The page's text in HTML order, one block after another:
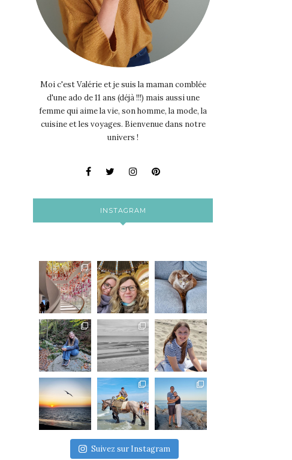
Moi c'est Valérie et je suis la maman comblée
d'une ado de 11 ans (déjà !!!) mais aussi une
femme qui aime la vie, son homme, la mode, la
cuisine et les voyages. Bienvenue dans notre
univers !
INSTAGRAM
Suivez sur Instagram